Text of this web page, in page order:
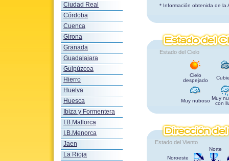
Ciudad Real
Córdoba
Cuenca
Girona
Granada
Guadalajara
Guipúzcoa
Hierro
Huelva
Huesca
Ibiza y Formentera
I.B.Mallorca
I.B.Menorca
Jaen
La Rioja
* Información obtenida de la
Estado del Cielo
Cielo
despejado
Muy nuboso Muy
con
Estado del Viento
Norte
Noroeste